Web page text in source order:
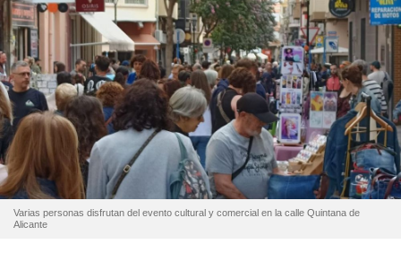
Varias personas disfrutan del evento cultural y comercial en la calle Quintana de
Alicante